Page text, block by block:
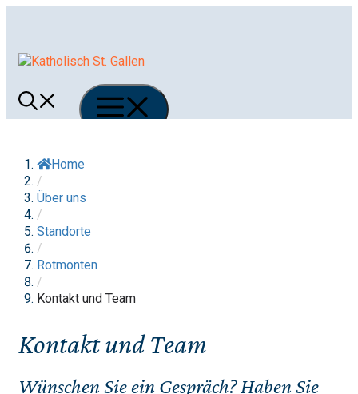
Menü
Home
/
Über uns
/
Standorte
/
Rotmonten
/
Kontakt und Team
Kontakt und Team
Wünschen Sie ein Gespräch? Haben Sie